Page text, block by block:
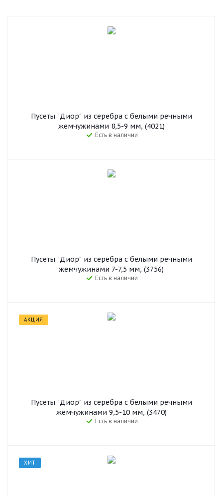
Пусеты "Диор" из серебра с белыми речными
жемчужинами 8,5-9 мм, (4021)
Есть в наличии
Пусеты "Диор" из серебра с белыми речными
жемчужинами 7-7,5 мм, (3756)
Есть в наличии
АКЦИЯ
Пусеты "Диор" из серебра с белыми речными
жемчужинами 9,5-10 мм, (3470)
Есть в наличии
ХИТ